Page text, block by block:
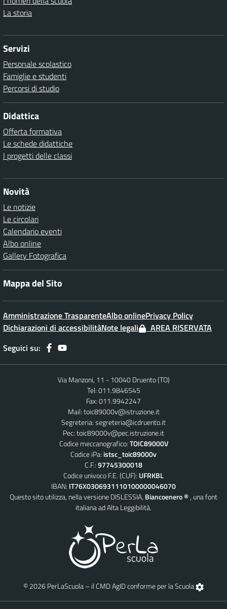
La storia
Servizi
Personale scolastico
Famiglie e studenti
Percorsi di studio
Didattica
Offerta formativa
Le schede didattiche
I progetti delle classi
Novità
Le notizie
Le circolari
Calendario eventi
Albo online
Gallery Fotografica
Mappa del Sito
Amministrazione TrasparenteAlbo onlinePrivacy Policy
Dichiarazioni di accessibilitàNote legali
AREA RISERVATA
Seguici su:
Via Manzoni, 11 - 10040 Druento (TO)
Tel: 011.9846545
Fax: 011.9942247
Mail:toic89000v@istruzione.it
Segreteria:segreteria@icdruento.it
Pec:toic89000v@pec.istruzione.it
Codice meccanografico:TOIC89000V
Codice iPa: istsc_toic89000v
C.F.:97745300018
Codice univoco F.E. (CUF): UFRKBL
IBAN: IT76X0306931110100000046070
Questo sito utilizza, nella versione DISLESSIA, Biancoenero ®, una font
italiana ad Alta Leggibilità.
© 2026 PerLaScuola – il CMD AgID conforme per la Scuola